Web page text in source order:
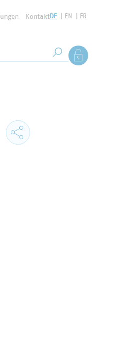
KontaktDE EN FR
Suche starten
Als Mitglied